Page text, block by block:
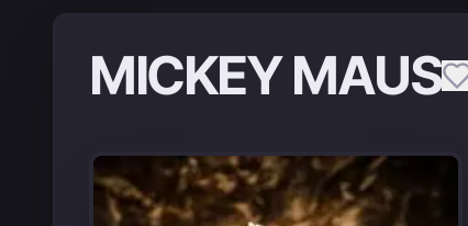
MICKEY MAUS